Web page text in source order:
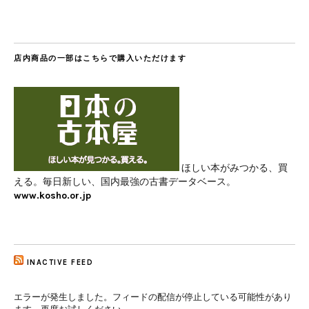
店内商品の一部はこちらで購入いただけます
ほしい本がみつかる、買
える。毎日新しい、国内最強の古書データベース。
www.kosho.or.jp
INACTIVE FEED
エラーが発生しました。フィードの配信が停止している可能性があり